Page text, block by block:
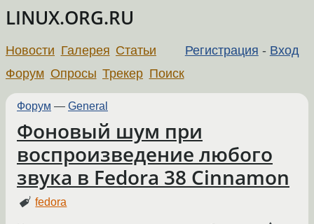
LINUX.ORG.RU
Регистрация - Вход
Новости Галерея Статьи
Форум Опросы Трекер Поиск
Форум — General
Фоновый шум при
воспроизведение любого
звука в Fedora 38 Cinnamon
fedora